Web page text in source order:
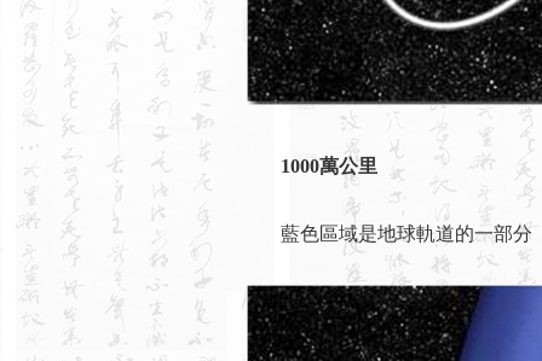
1000萬公里
藍色區域是地球軌道的一部分